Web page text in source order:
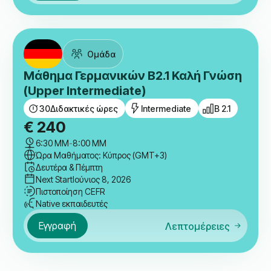
Ομάδα
Μάθημα Γερμανικών B2.1 Καλή Γνώση
(Upper Intermediate)
30Διδακτικές ώρες Intermediate B 2.1
€ 240
6:30 ΜΜ-8:00 ΜΜ
Ώρα Μαθήματος: Κύπρος (GMT+3)
Δευτέρα & Πέμπτη
Next StartΙούνιος 8, 2026
Πιστοποίηση CEFR
Native εκπαιδευτές
Εγγραφή Λεπτομέρειες